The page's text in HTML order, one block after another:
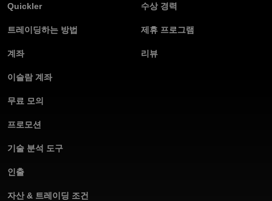
Quickler
트레이딩하는 방법
계좌
이슬람 계좌
무료 모의
프로모션
기술 분석 도구
인출
자산 & 트레이딩 조건
수상 경력
제휴 프로그램
리뷰